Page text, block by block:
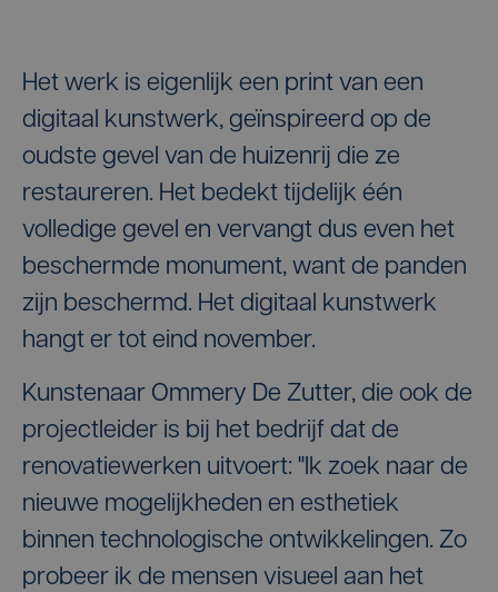
Het werk is eigenlijk een print van een
digitaal kunstwerk, geïnspireerd op de
oudste gevel van de huizenrij die ze
restaureren. Het bedekt tijdelijk één
volledige gevel en vervangt dus even het
beschermde monument, want de panden
zijn beschermd. Het digitaal kunstwerk
hangt er tot eind november.
Kunstenaar Ommery De Zutter, die ook de
projectleider is bij het bedrijf dat de
renovatiewerken uitvoert: "Ik zoek naar de
nieuwe mogelijkheden en esthetiek
binnen technologische ontwikkelingen. Zo
probeer ik de mensen visueel aan het